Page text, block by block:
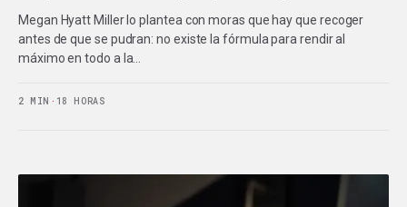
Megan Hyatt Miller lo plantea con moras que hay que recoger
antes de que se pudran: no existe la fórmula para rendir al
máximo en todo a la…
2 MIN · 18 HORAS